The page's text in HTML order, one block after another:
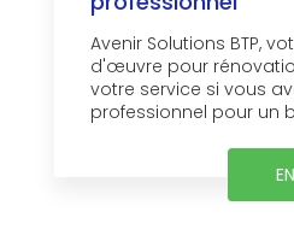
Avenir Solutions BTP,
d'œuvre pour
votre service si vous
professionnel pour un